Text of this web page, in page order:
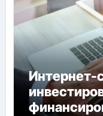
Интернет-